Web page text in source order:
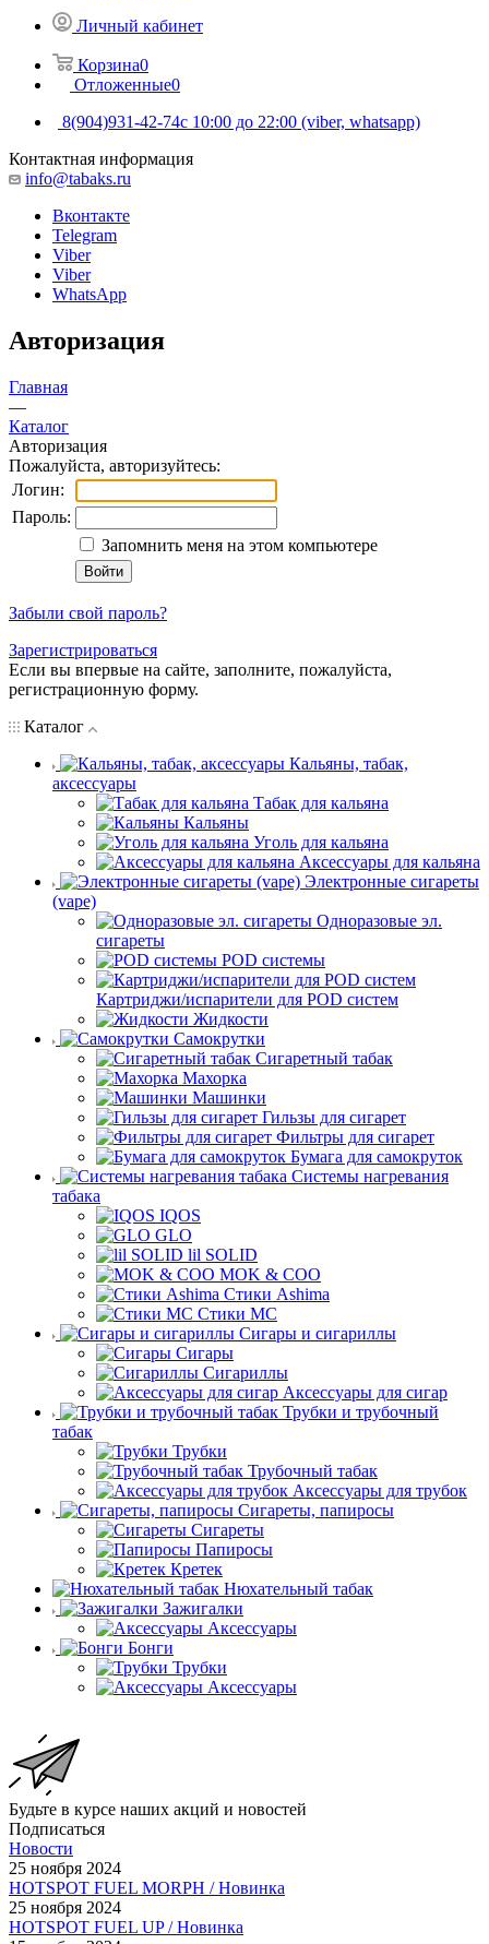
Личный кабинет
Корзина0
Отложенные0
8(904)931-42-74с 10:00 до 22:00 (viber, whatsapp)
Контактная информация
info@tabaks.ru
Вконтакте
Telegram
Viber
Viber
WhatsApp
Авторизация
Главная
—
Каталог
Авторизация
Пожалуйста, авторизуйтесь:
Логин:
Пароль:
Запомнить меня на этом компьютере
Забыли свой пароль?
Зарегистрироваться
Если вы впервые на сайте, заполните, пожалуйста,
регистрационную форму.
Каталог
Кальяны, табак,
аксессуары
Табак для кальяна
Кальяны
Уголь для кальяна
Аксессуары для кальяна
Электронные сигареты
(vape)
Одноразовые эл.
сигареты
POD системы
Картриджи/испарители для POD систем
Жидкости
Самокрутки
Сигаретный табак
Махорка
Машинки
Гильзы для сигарет
Фильтры для сигарет
Бумага для самокруток
Системы нагревания
табака
IQOS
GLO
lil SOLID
MOK & COO
Стики Ashima
Стики MC
Сигары и сигариллы
Сигары
Сигариллы
Аксессуары для сигар
Трубки и трубочный
табак
Трубки
Трубочный табак
Аксессуары для трубок
Сигареты, папиросы
Сигареты
Папиросы
Кретек
Нюхательный табак
Зажигалки
Аксессуары
Бонги
Трубки
Аксессуары
Будьте в курсе наших акций и новостей
Подписаться
Новости
25 ноября 2024
HOTSPOT FUEL MORPH / Новинка
25 ноября 2024
HOTSPOT FUEL UP / Новинка